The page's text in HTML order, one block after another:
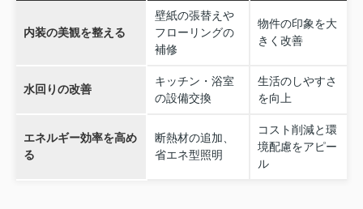
内装の美観を整える
壁紙の張替えや
フローリングの
補修
物件の印象を大
きく改善
水回りの改善
キッチン・浴室
の設備交換
生活のしやすさ
を向上
エネルギー効率を高め
る
断熱材の追加、
省エネ型照明
コスト削減と環
境配慮をアピー
ル